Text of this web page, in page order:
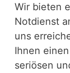
Wir bieten
Notdienst
uns
Ihnen
seriösen